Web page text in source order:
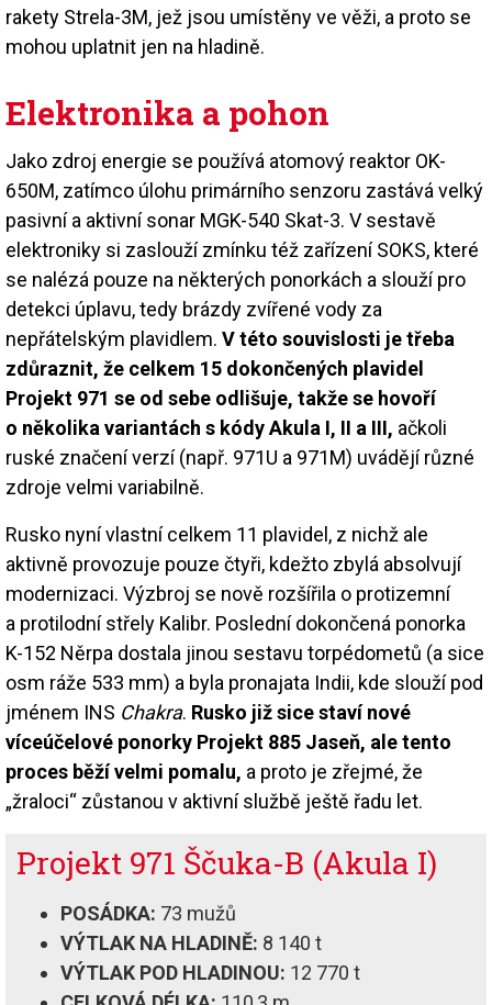
rakety Strela-3M, jež jsou umístěny ve věži, a proto se
mohou uplatnit jen na hladině.
Elektronika a pohon
Jako zdroj energie se používá atomový reaktor OK-
650M, zatímco úlohu primárního senzoru zastává velký
pasivní a aktivní sonar MGK-540 Skat-3. V sestavě
elektroniky si zaslouží zmínku též zařízení SOKS, které
se nalézá pouze na některých ponorkách a slouží pro
detekci úplavu, tedy brázdy zvířené vody za
nepřátelským plavidlem. V této souvislosti je třeba
zdůraznit, že celkem 15 dokončených plavidel
Projekt 971 se od sebe odlišuje, takže se hovoří
o několika variantách s kódy Akula I, II a III, ačkoli
ruské značení verzí (např. 971U a 971M) uvádějí různé
zdroje velmi variabilně.
Rusko nyní vlastní celkem 11 plavidel, z nichž ale
aktivně provozuje pouze čtyři, kdežto zbylá absolvují
modernizaci. Výzbroj se nově rozšířila o protizemní
a protilodní střely Kalibr. Poslední dokončená ponorka
K-152 Něrpa dostala jinou sestavu torpédometů (a sice
osm ráže 533 mm) a byla pronajata Indii, kde slouží pod
jménem INS Chakra. Rusko již sice staví nové
víceúčelové ponorky Projekt 885 Jaseň, ale tento
proces běží velmi pomalu, a proto je zřejmé, že
„žraloci“ zůstanou v aktivní službě ještě řadu let.
Projekt 971 Ščuka-B (Akula I)
POSÁDKA: 73 mužů
VÝTLAK NA HLADINĚ: 8 140 t
VÝTLAK POD HLADINOU: 12 770 t